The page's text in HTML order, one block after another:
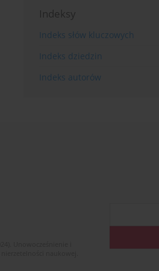
Indeksy
Indeks słów kluczowych
Indeks dziedzin
Indeks autorów